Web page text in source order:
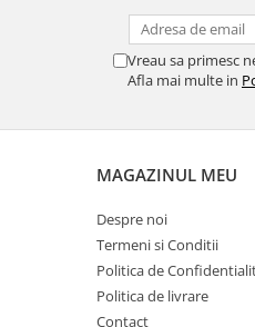
Vreau sa primesc
Afla mai multe in
MAGAZINUL MEU
Despre noi
Termeni si Conditii
Politica de
Politica de livrare
Contact